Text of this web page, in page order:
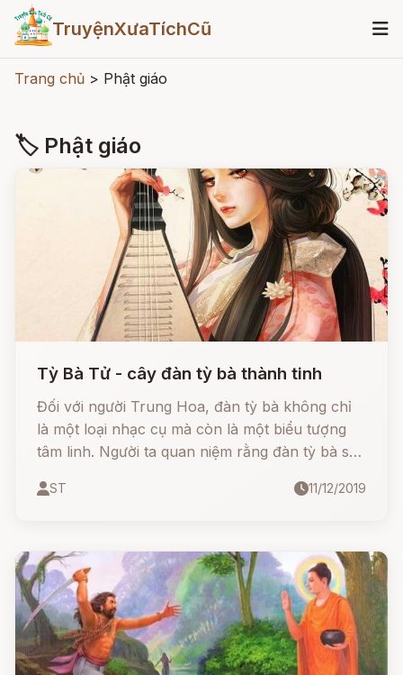
TruyệnXưaTíchCũ
Trang chủ > Phật giáo
🏷 Phật giáo
Tỳ Bà Tử - cây đàn tỳ bà thành tinh
Đối với người Trung Hoa, đàn tỳ bà không chỉ
là một loại nhạc cụ mà còn là một biểu tượng
tâm linh. Người ta quan niệm rằng đàn tỳ bà sau
sẽ thức tỉnh tánh linh, có thể biến thành hình
ST 11/12/2019